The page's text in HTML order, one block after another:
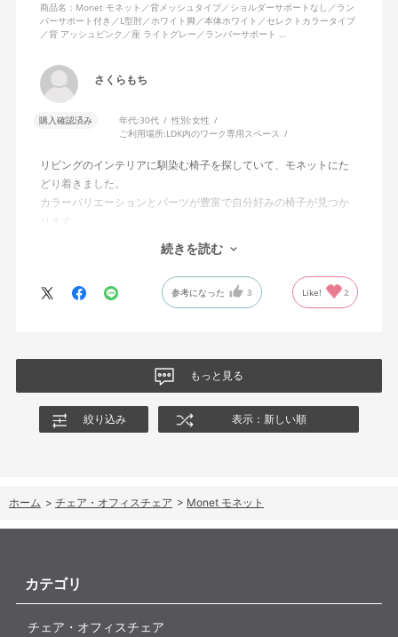
商品名：Monet モネット／背メッシュタイプ／ショルダーサポートなし／ラン
バーサポート付き／L型肘／ホワイト脚／本体ホワイト／セレクトカラータイプ
／背 アッシュピンク／座 ライトグレー／ランバーサポート …
さくらもち
購入確認済み 年代:30代 性別:女性
ご利用場所:LDK内のワーク専用スペース
リビングのインテリアに馴染む椅子を探していて、モネットにた
どり着きました。
カラーバリエーションとパーツが豊富で自分好みの椅子が見つか
オフィスチェアにしては比較的コンパクトで家に置くのに最適で
した、座り心地も良く大変気に入っています。
今回どうしても欲しい色の組み合わせがあったので固定肘の物を
購入しましたが、欲を言えば稼働肘バージョンもバイカラーなど
続きを読む
参考になった 3 Like! 2
もっと見る
絞り込み 表示：新しい順
ホーム > チェア・オフィスチェア > Monet モネット
カテゴリ
チェア・オフィスチェア